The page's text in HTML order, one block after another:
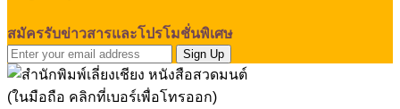
สมัครรับข่าวสารและโปรโมชั่นพิเศษ
Sign Up
(ในมือถือ คลิกที่เบอร์เพื่อโทรออก)